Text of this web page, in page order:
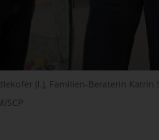
(l.), Familien-Beraterin Katrin
SCP